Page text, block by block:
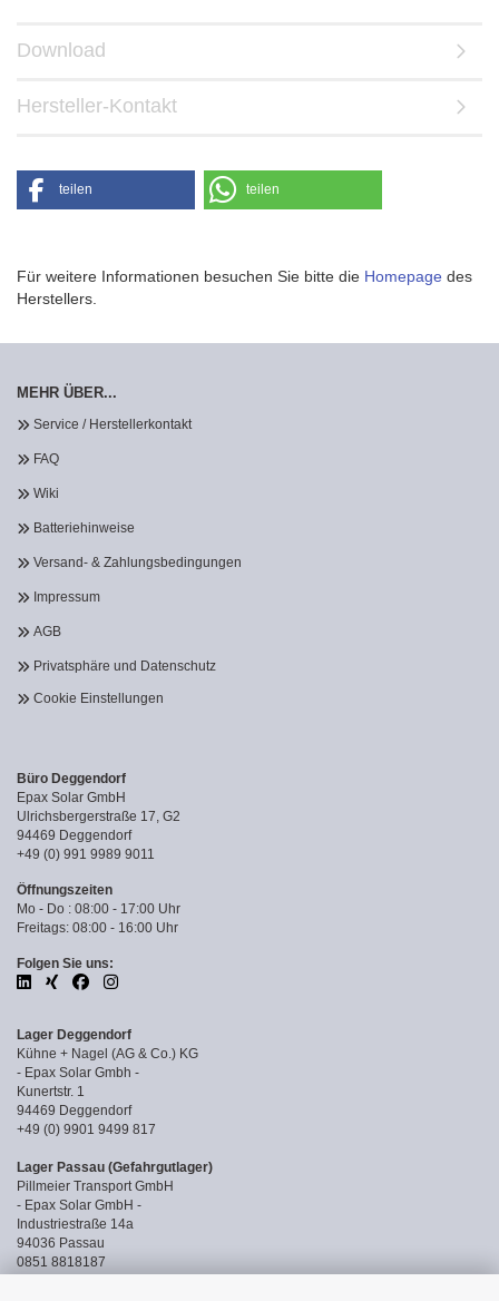
Download
Hersteller-Kontakt
teilen teilen
Für weitere Informationen besuchen Sie bitte die Homepage des
Herstellers.
MEHR ÜBER...
Service / Herstellerkontakt
FAQ
Wiki
Batteriehinweise
Versand- & Zahlungsbedingungen
Impressum
AGB
Privatsphäre und Datenschutz
Cookie Einstellungen
Büro Deggendorf
Epax Solar GmbH
Ulrichsbergerstraße 17, G2
94469 Deggendorf
+49 (0) 991 9989 9011
Öffnungszeiten
Mo - Do : 08:00 - 17:00 Uhr
Freitags: 08:00 - 16:00 Uhr
Folgen Sie uns:
Lager Deggendorf
Kühne + Nagel (AG & Co.) KG
- Epax Solar Gmbh -
Kunertstr. 1
94469 Deggendorf
+49 (0) 9901 9499 817
Lager Passau (Gefahrgutlager)
Pillmeier Transport GmbH
- Epax Solar GmbH -
Industriestraße 14a
94036 Passau
0851 8818187